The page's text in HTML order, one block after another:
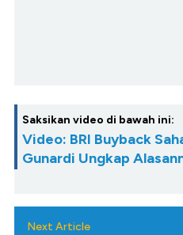
Saksikan video di bawah ini:
Video: BRI Buyback
Gunardi Ungkap
Next Article